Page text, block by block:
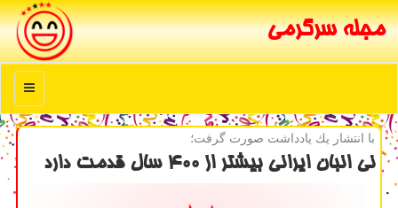
مجله سرگرمی
منو
با انتشار یك یادداشت صورت گرفت؛
نی انبان ایرانی بیشتر از ۴۰۰ سال قدمت دارد